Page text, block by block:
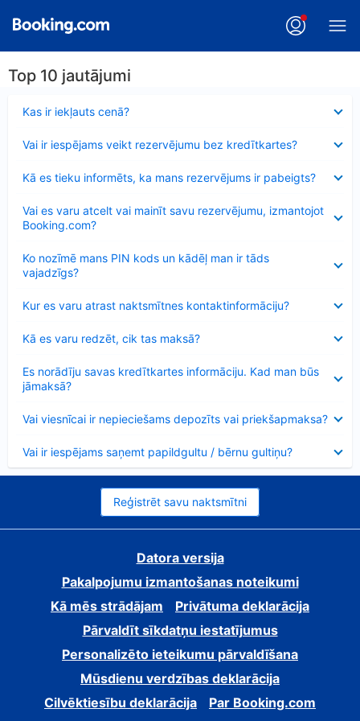
Top 10 jautājumi
Kas ir iekļauts cenā?
Vai ir iespējams veikt rezervējumu bez kredītkartes?
Kā es tieku informēts, ka mans rezervējums ir pabeigts?
Vai es varu atcelt vai mainīt savu rezervējumu, izmantojot
Booking.com?
Ko nozīmē mans PIN kods un kādēļ man ir tāds
vajadzīgs?
Kur es varu atrast naktsmītnes kontaktinformāciju?
Kā es varu redzēt, cik tas maksā?
Es norādīju savas kredītkartes informāciju. Kad man būs
jāmaksā?
Vai viesnīcai ir nepieciešams depozīts vai priekšapmaksa?
Vai ir iespējams saņemt papildgultu / bērnu gultiņu?
Reģistrēt savu naktsmītni
Datora versija
Pakalpojumu izmantošanas noteikumi
Kā mēs strādājam
Privātuma deklarācija
Pārvaldīt sīkdatņu iestatījumus
Personalizēto ieteikumu pārvaldīšana
Mūsdienu verdzības deklarācija
Cilvēktiesību deklarācija
Par Booking.com